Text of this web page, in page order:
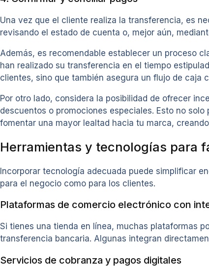
Una vez que el cliente realiza la transferencia, es
revisando el estado de cuenta o, mejor aún,
Además, es recomendable establecer un proceso
han realizado su transferencia en el tiempo
clientes, sino que también asegura un flujo de caja
Por otro lado, considera la posibilidad de ofrecer
descuentos o promociones especiales. Esto no
fomentar una mayor lealtad hacia tu marca,
Herramientas y tecnologías para
Incorporar tecnología adecuada puede simplificar
para el negocio como para los clientes.
Plataformas de comercio electrónico con
Si tienes una tienda en línea, muchas plataformas
transferencia bancaria. Algunas integran
Servicios de cobranza y pagos digitales